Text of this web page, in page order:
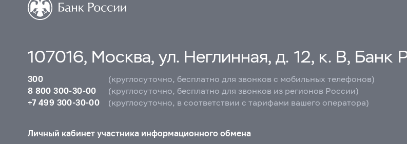
107016, Москва, ул. Неглинная, д. 12, к. В, Банк
300
(круглосуточно, бесплатно для звонков с мобильных телефонов)
8 800 300-30-00
(круглосуточно, бесплатно для звонков из регионов России)
+7 499 300-30-00
(круглосуточно, в соответствии с тарифами вашего оператора)
Личный кабинет участника информационного обмена